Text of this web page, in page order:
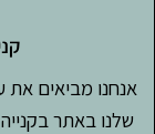
אנחנו מביאים את
שלנו באתר